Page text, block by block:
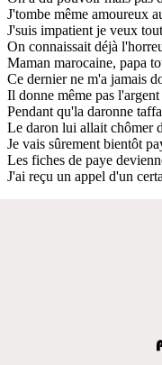
J'tombe même amoureux
J'suis impatient je veux
On connaissait déjà
Maman marocaine, papa
Ce dernier ne m'a jamais
Il donne même pas
Pendant qu'la daronne
Le daron lui allait chômer
Je vais sûrement bientôt
Les fiches de paye
J'ai reçu un appel d'un